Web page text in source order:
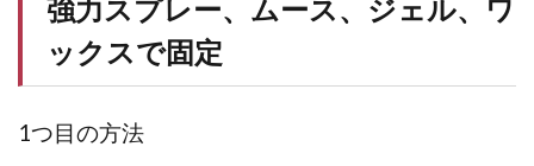
強力スプレー、ムース、ジェル、ワ
ックスで固定
1つ目の方法